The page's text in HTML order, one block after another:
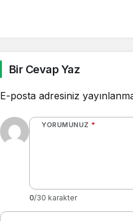
Bir Cevap Yaz
E-posta adresiniz
YORUMUNUZ *
0/30 karakter